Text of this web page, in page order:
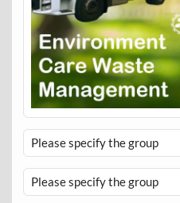
Please specify the group
Please specify the group